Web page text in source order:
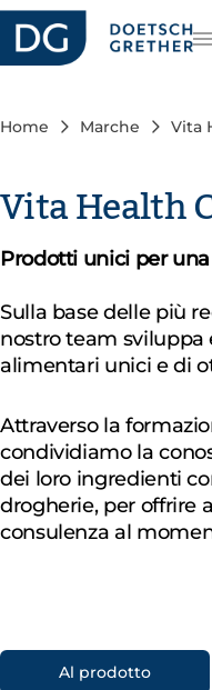
FR
Home Marche Vita
Vita Health
Prodotti unici per
Sulla base delle più
nostro team
alimentari unici e di
Attraverso la
condividiamo la
dei loro ingredienti
drogherie, per offrire
consulenza al
Al prodotto